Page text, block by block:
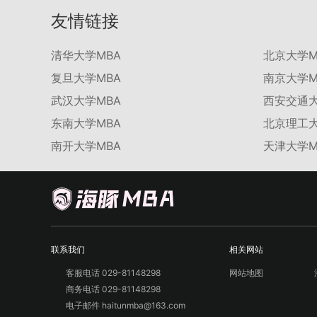
友情链接
清华大学MBA
北京大学
复旦大学MBA
南京大学
武汉大学MBA
西安交通
东南大学MBA
北京理工
南开大学MBA
天津大学
联系我们
客服电话 029-81148298
商务电话 029-81148298
电子邮件 haitunmba@163.com
相关网站
网站地图